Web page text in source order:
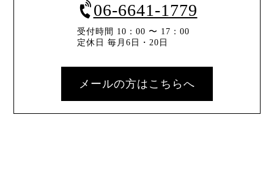
06-6641-1779
受付時間 10：00 〜 17：00
定休日 毎月6日・20日
メールの方はこちらへ